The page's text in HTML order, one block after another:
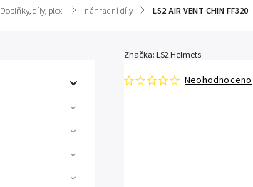
Doplňky, díly, plexi / náhradní díly / LS2 AIR VENT CHIN FF320
Neohodnoceno
Značka: LS2 Helmets